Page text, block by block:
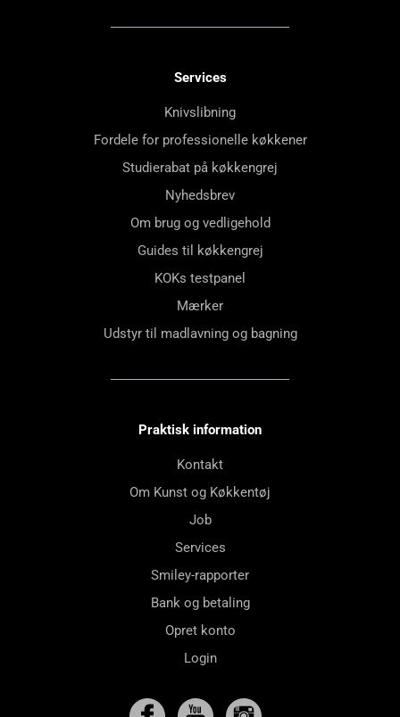
Services
Knivslibning
Fordele for professionelle køkkener
Studierabat på køkkengrej
Nyhedsbrev
Om brug og vedligehold
Guides til køkkengrej
KOKs testpanel
Mærker
Udstyr til madlavning og bagning
Praktisk information
Kontakt
Om Kunst og Køkkentøj
Job
Services
Smiley-rapporter
Bank og betaling
Opret konto
Login